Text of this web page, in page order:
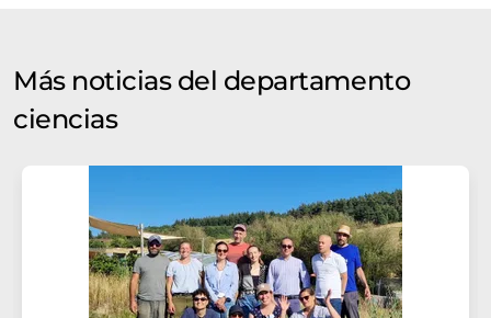
Más noticias del departamento
ciencias